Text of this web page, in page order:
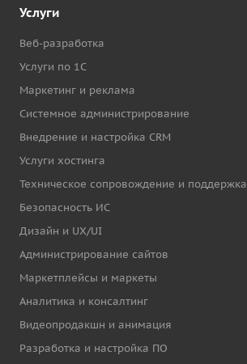
Услуги
Веб-разработка
Услуги по 1С
Маркетинг и реклама
Системное администрирование
Внедрение и настройка CRM
Услуги хостинга
Техническое сопровождение и поддержка
Безопасность ИС
Дизайн и UX/UI
Администрирование сайтов
Маркетплейсы и маркеты
Аналитика и консалтинг
Видеопродакшн и анимация
Разработка и настройка ПО